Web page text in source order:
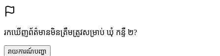
រកឃើញព័ត៌មានមិនត្រឹមត្រូវសម្រាប់ ឃុំ កន្ទឺ ២?
រាយការណ៍បញ្ហា